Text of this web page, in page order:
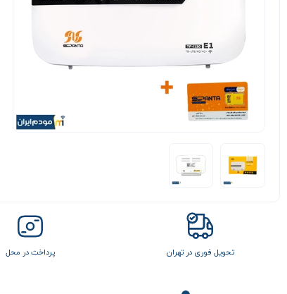
تحویل فوری در تهران پرداخت در محل